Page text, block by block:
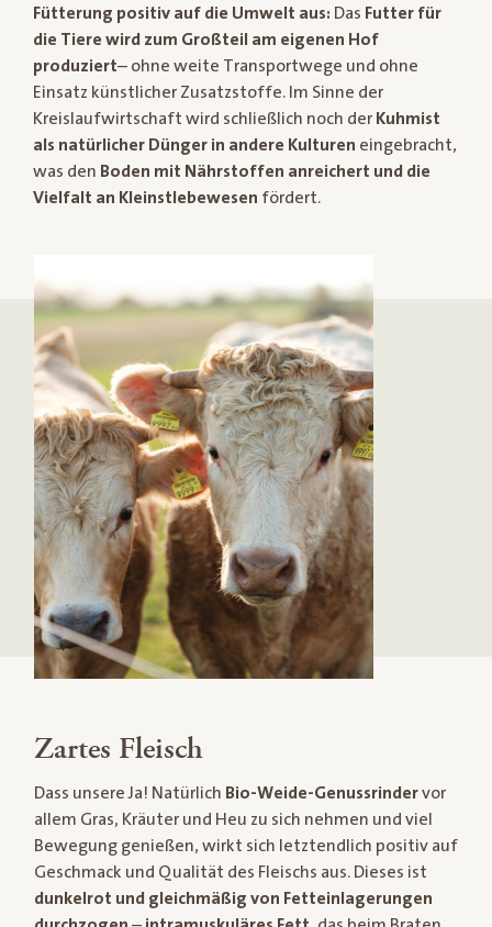
Fütterung positiv auf die Umwelt aus: Das Futter für
die Tiere wird zum Großteil am eigenen Hof
produziert– ohne weite Transportwege und ohne
Einsatz künstlicher Zusatzstoffe. Im Sinne der
Kreislaufwirtschaft wird schließlich noch der Kuhmist
als natürlicher Dünger in andere Kulturen eingebracht,
was den Boden mit Nährstoffen anreichert und die
Vielfalt an Kleinstlebewesen fördert.
Zartes Fleisch
Dass unsere Ja! Natürlich Bio-Weide-Genussrindervor
allem Gras, Kräuter und Heu zu sich nehmen und viel
Bewegung genießen, wirkt sich letztendlich positiv auf
Geschmack und Qualität des Fleischs aus. Dieses ist
dunkelrot und gleichmäßig von Fetteinlagerungen